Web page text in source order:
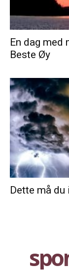
En dag med
Beste Øy
Dette må du